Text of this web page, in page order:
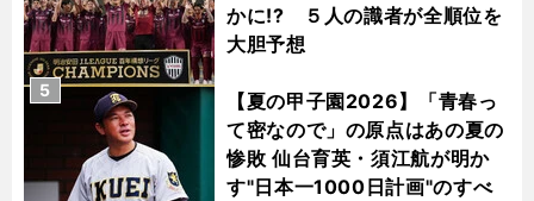
かに!? ５人の識者が全順位を
大胆予想
【夏の甲子園2026】「青春っ
て密なので」の原点はあの夏の
惨敗 仙台育英・須江航が明か
す"日本一1000日計画"のすべ
5